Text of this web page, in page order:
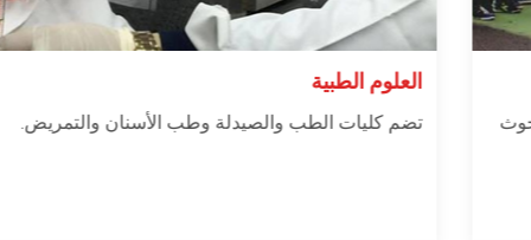
الطلاب
العلوم الطبية
تضم كليات الطب والصيدلة وطب الأسنان والتمريض.